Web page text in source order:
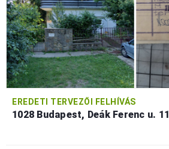
EREDETI TERVEZŐI FELHÍVÁS
1028 Budapest, Deák Ferenc u. 11